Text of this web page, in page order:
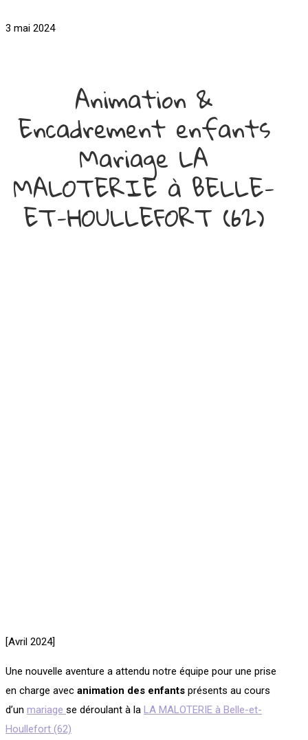
3 mai 2024
Animation &
Encadrement enfants
Mariage LA
MALOTERIE à BELLE-
ET-HOULLEFORT (62)
[Avril 2024]
Une nouvelle aventure a attendu notre équipe pour une prise
en charge avec animation des enfants présents au cours
d’un mariage se déroulant à la LA MALOTERIE à Belle-et-
Houllefort (62)